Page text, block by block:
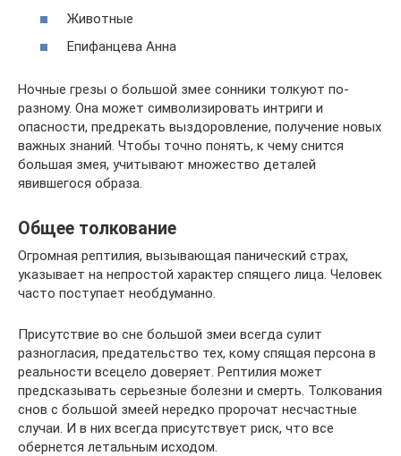
Животные
Епифанцева Анна
Ночные грезы о большой змее сонники толкуют по-
разному. Она может символизировать интриги и
опасности, предрекать выздоровление, получение новых
важных знаний. Чтобы точно понять, к чему снится
большая змея, учитывают множество деталей
явившегося образа.
Общее толкование
Огромная рептилия, вызывающая панический страх,
указывает на непростой характер спящего лица. Человек
часто поступает необдуманно.
Присутствие во сне большой змеи всегда сулит
разногласия, предательство тех, кому спящая персона в
реальности всецело доверяет. Рептилия может
предсказывать серьезные болезни и смерть. Толкования
снов с большой змеей нередко пророчат несчастные
случаи. И в них всегда присутствует риск, что все
обернется летальным исходом.